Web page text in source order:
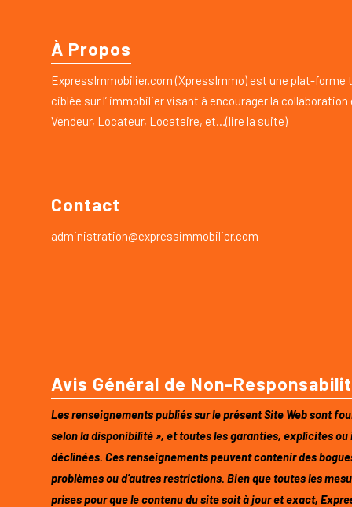
À Propos
ExpressImmobilier.com (XpressImmo) est une plat-forme
ciblée sur l’ immobilier visant à encourager la
Vendeur, Locateur, Locataire, et…(lire la suite)
Contact
administration@expressimmobilier.com
Avis Général de Non-
Les renseignements publiés sur le présent Site Web sont
selon la disponibilité », et toutes les garanties, explicites
déclinées. Ces renseignements peuvent contenir des
problèmes ou d’autres restrictions. Bien que toutes les
prises pour que le contenu du site soit à jour et exact,